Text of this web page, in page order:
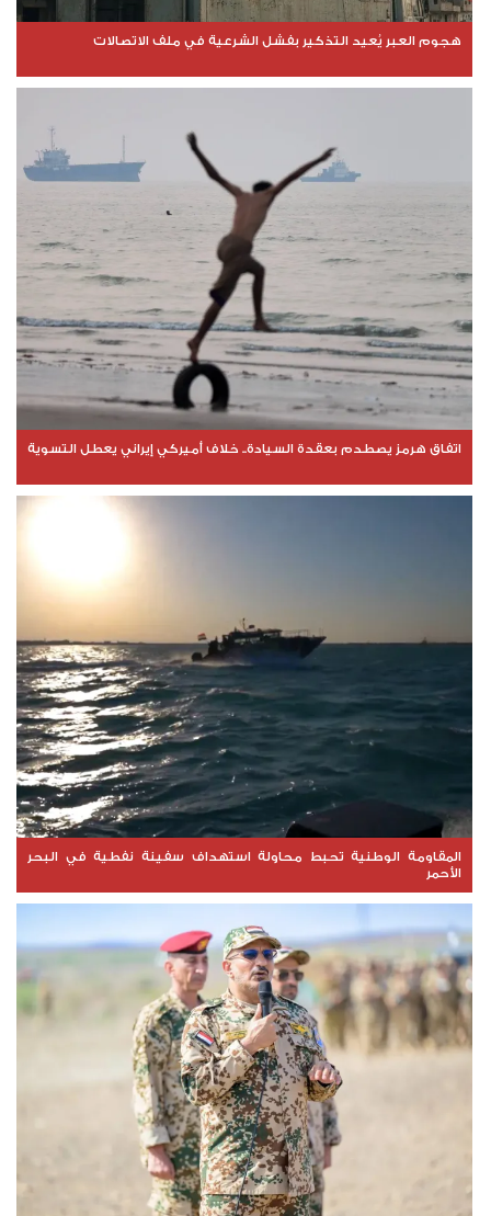
هجوم العبر يُعيد التذكير بفشل الشرعية في ملف الاتصالات
اتفاق هرمز يصطدم بعقدة السيادة.. خلاف أميركي إيراني يعطل التسوية
المقاومة الوطنية تحبط محاولة استهداف سفينة نفطية في البحر
الأحمر